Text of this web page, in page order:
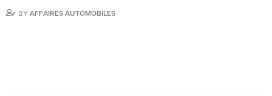
BY AFFAIRES AUTOMOBILES